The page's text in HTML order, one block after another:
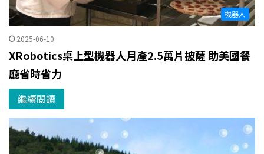
機器人
2025-06-10
XRobotics桌上型機器人月產2.5萬片披薩 助美國餐
廳省時省力
繼續閱讀